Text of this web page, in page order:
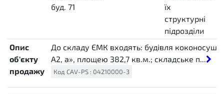
буд. 71
їх
структурні
підрозділи
Опис
об'єкту
продажу
До складу ЄМК входять: будівля
А2, а», площею 382,7 кв.м.; складське п...
Код CAV-PS : 04210000-3